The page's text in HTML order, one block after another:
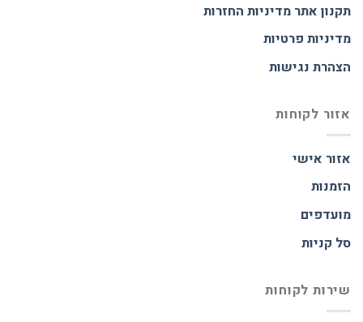
תקנון אתר מדיניות החזרות
מדיניות פרטיות
הצהרת נגישות
אזור לקוחות
אזור אישי
הזמנות
מועדפים
סל קניות
שירות לקוחות